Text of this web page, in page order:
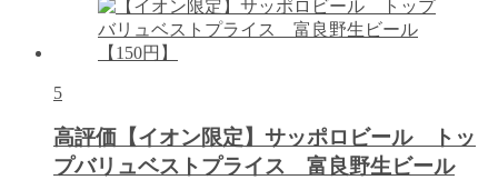
5
高評価【イオン限定】サッポロビール トッ
プバリュベストプライス 富良野生ビール